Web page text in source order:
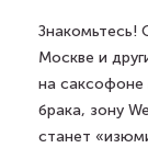
Знакомьтесь!
Москве и
на саксофоне
брака, зону
станет